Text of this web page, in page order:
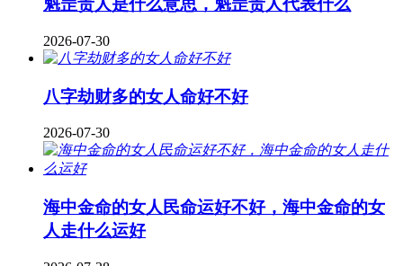
魁罡贵人是什么意思，魁罡贵人代表什么
2026-07-30
八字劫财多的女人命好不好
2026-07-30
海中金命的女人民命运好不好，海中金命的女
人走什么运好